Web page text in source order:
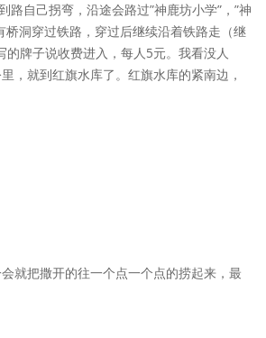
自己拐弯，沿途会路过”神鹿坊小学”，”神
洞穿过铁路，穿过后继续沿着铁路走（继
牌子说收费进入，每人5元。我看没人
，就到红旗水库了。红旗水库的紧南边，
就把撒开的往一个点一个点的捞起来，最